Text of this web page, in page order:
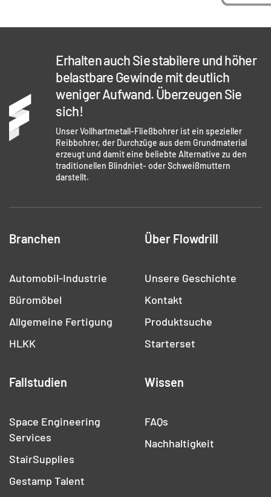
Erhalten auch Sie stabilere und höher
belastbare Gewinde mit deutlich
weniger Aufwand. Überzeugen Sie
sich!
Unser Vollhartmetall-Fließbohrer ist ein spezieller
Reibbohrer, der Durchzüge aus dem Grundmaterial
erzeugt und damit eine beliebte Alternative zu den
traditionellen Blindniet- oder Schweißmuttern
darstellt.
Branchen
Automobil-Industrie
Büromöbel
Allgemeine Fertigung
HLKK
Über Flowdrill
Unsere Geschichte
Kontakt
Produktsuche
Starterset
Fallstudien
Space Engineering
Services
StairSupplies
Gestamp Talent
Wissen
FAQs
Nachhaltigkeit